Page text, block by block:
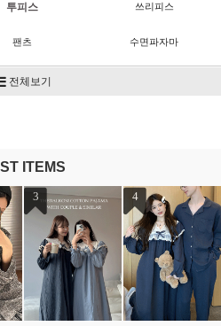
투피스 쓰리피스
팬츠 수면파자마
ACC
전체보기
ITEMS
3 4